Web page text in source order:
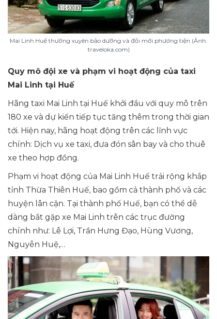
Mai Linh Huế thường xuyên bảo dưỡng và đổi mới phương tiện (Ảnh:
traveloka.com)
Quy mô đội xe và phạm vi hoạt động của taxi
Mai Linh tại Huế
Hãng taxi Mai Linh tại Huế khởi đầu với quy mô trên
180 xe và dự kiến tiếp tục tăng thêm trong thời gian
tới. Hiện nay, hãng hoạt động trên các lĩnh vực
chính: Dịch vụ xe taxi, đưa đón sân bay và cho thuê
xe theo hợp đồng.
Phạm vi hoạt động của Mai Linh Huế trải rộng khắp
tỉnh Thừa Thiên Huế, bao gồm cả thành phố và các
huyện lân cận. Tại thành phố Huế, bạn có thể dễ
dàng bắt gặp xe Mai Linh trên các trục đường
chính như: Lê Lợi, Trần Hưng Đạo, Hùng Vương,
Nguyễn Huệ,…